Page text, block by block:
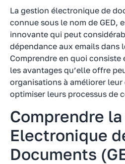
La gestion électronique de
connue sous le nom de GED,
innovante qui peut
dépendance aux emails dans
Comprendre en quoi consiste
les avantages qu’elle offre
organisations à améliorer
optimiser leurs processus de
Comprendre
Electronique
Documents